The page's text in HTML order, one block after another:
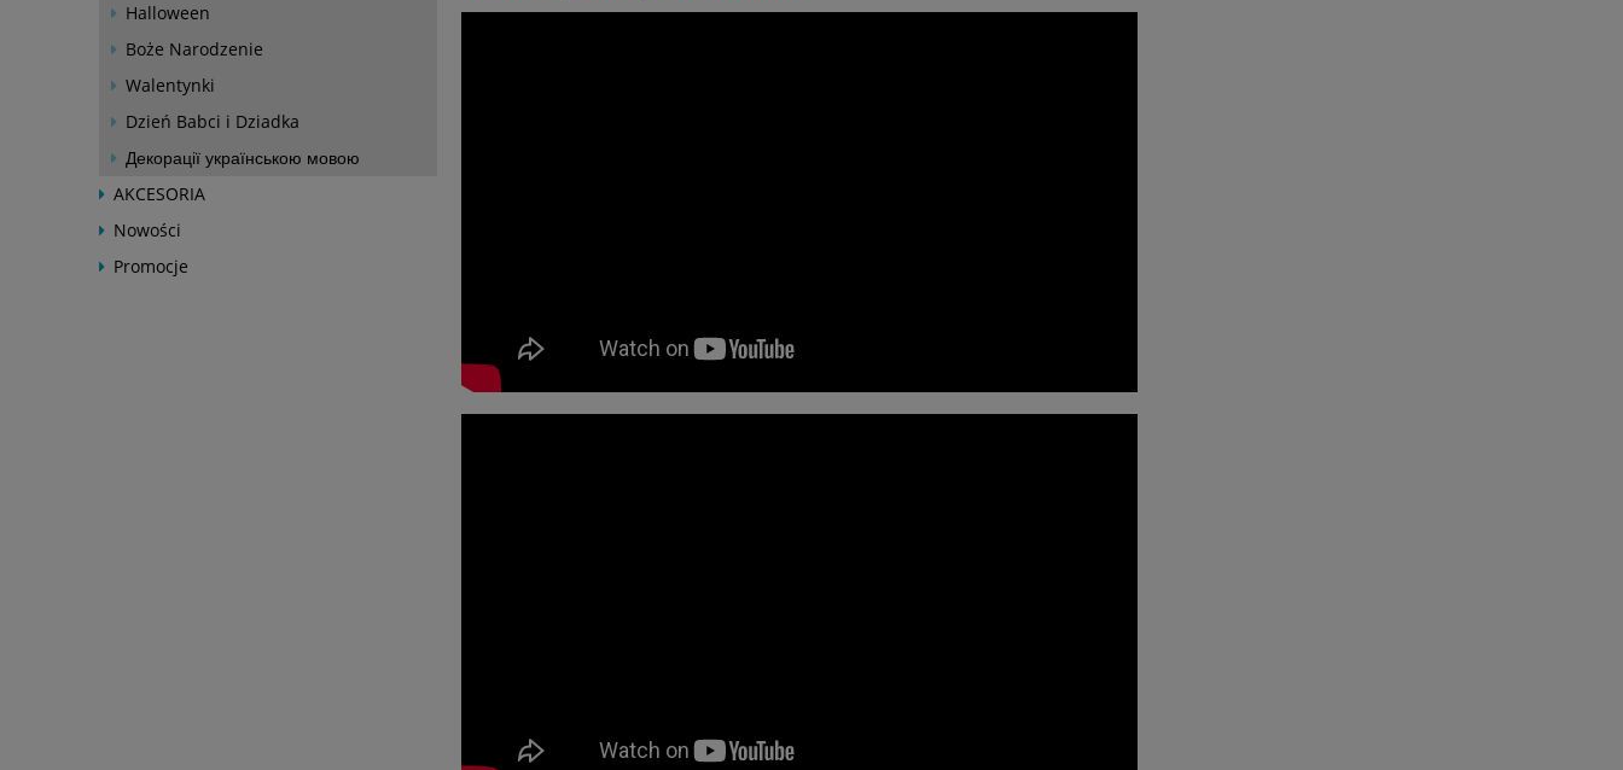
Halloween
Boże Narodzenie
Walentynki
Dzień Babci i Dziadka
Декорації українською мовою
AKCESORIA
Nowości
Promocje